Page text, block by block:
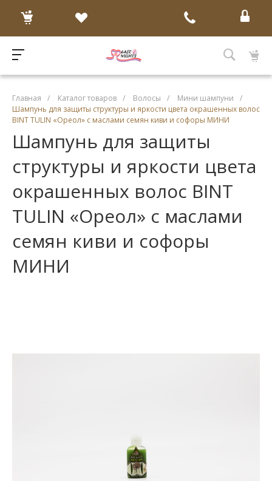
Главная / Каталог товаров / Волосы / Мини шампуни
/
Шампунь для защиты структуры и яркости цвета окрашенных волос
BINT TULIN «Ореол» с маслами семян киви и софоры МИНИ
Шампунь для защиты
структуры и яркости цвета
окрашенных волос BINT
TULIN «Ореол» с маслами
семян киви и софоры
МИНИ